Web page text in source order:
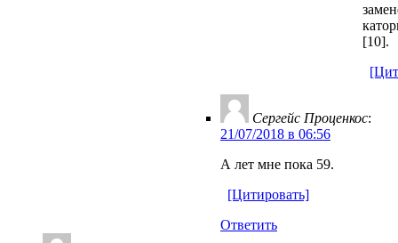
[10].
Сергейс Проценкос:
21/07/2018 в 06:56
А лет мне пока 59.
[Цитировать]
Ответить